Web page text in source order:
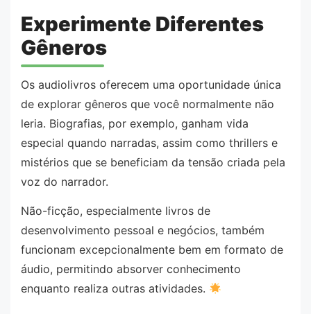
Experimente Diferentes
Gêneros
Os audiolivros oferecem uma oportunidade única
de explorar gêneros que você normalmente não
leria. Biografias, por exemplo, ganham vida
especial quando narradas, assim como thrillers e
mistérios que se beneficiam da tensão criada pela
voz do narrador.
Não-ficção, especialmente livros de
desenvolvimento pessoal e negócios, também
funcionam excepcionalmente bem em formato de
áudio, permitindo absorver conhecimento
enquanto realiza outras atividades.